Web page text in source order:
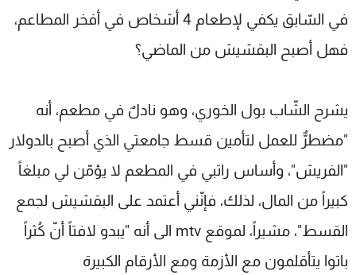
في السّابق يكفي لإطعام 4 أشخاص في أفخر المطاعم،
فهل أصبح البقشيش من الماضي؟
يشرح الشّاب بول الخوري، وهو نادلٌ في مطعم، أنه
"مضطرٌّ للعمل لتأمين قسط جامعتي الذي أصبح بالدولار
"الفريش"، وأساس راتبي في المطعم لا يؤمّن لي مبلغاً
كبيراً من المال، لذلك، فإنّني أعتمد على البقشيش لجمع
القسط"، مشيراً، لموقع mtv الى أنه "يبدو لافتاً أنّ كُثراً
باتوا يتأقلمون مع الأزمة ومع الأرقام الكبيرة